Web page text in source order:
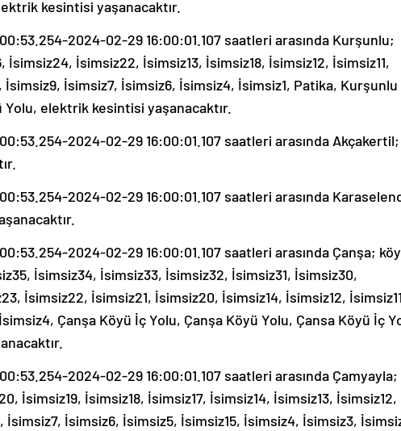
kesintisi yaşanacaktır.
2024-02-29 16:00:01.107 saatleri arasında Kurşunlu;
İsimsiz24, İsimsiz22, İsimsiz13, İsimsiz18, İsimsiz12, İsimsiz11,
İsimsiz7, İsimsiz6, İsimsiz4, İsimsiz1, Patika, Kurşunlu
elektrik kesintisi yaşanacaktır.
2024-02-29 16:00:01.107 saatleri arasında Akçakertil;
2024-02-29 16:00:01.107 saatleri arasında
2024-02-29 16:00:01.107 saatleri arasında Çanşa;
İsimsiz34, İsimsiz33, İsimsiz32, İsimsiz31, İsimsiz30,
İsimsiz22, İsimsiz21, İsimsiz20, İsimsiz14, İsimsiz12,
Çanşa Köyü İç Yolu, Çanşa Köyü Yolu, Çansa Köyü İç
2024-02-29 16:00:01.107 saatleri arasında Çamyayla;
İsimsiz19, İsimsiz18, İsimsiz17, İsimsiz14, İsimsiz13, İsimsiz12,
İsimsiz7, İsimsiz6, İsimsiz5, İsimsiz15, İsimsiz4, İsimsiz3,